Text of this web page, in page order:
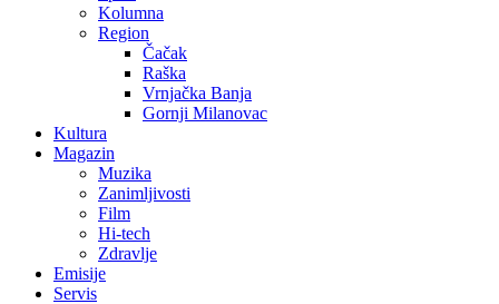
Kolumna
Region
Čačak
Raška
Vrnjačka Banja
Gornji Milanovac
Kultura
Magazin
Muzika
Zanimljivosti
Film
Hi-tech
Zdravlje
Emisije
Servis